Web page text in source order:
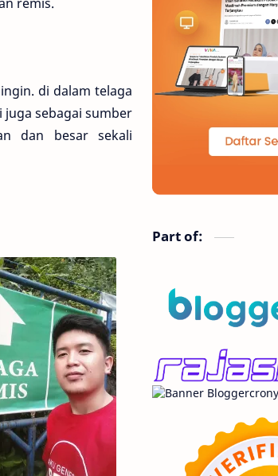
di dalam telaga
sebagai sumber
dan besar sekali
software
pertunjukan
Part of: